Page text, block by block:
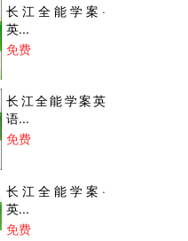
长江全能学案·
英...
免费
长江全能学案英
语...
免费
长江全能学案·
英...
免费